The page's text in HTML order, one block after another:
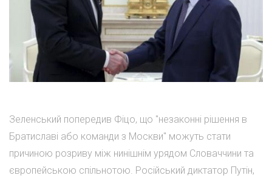
Зеленський попередив Фіцо, що "незаконні рішення в
Братиславі або команди з Москви" можуть стати
причиною розриву між нинішнім урядом Словаччини та
європейською спільнотою. Російський диктатор Путін,